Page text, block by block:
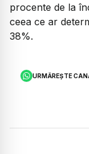
procente de la
ceea ce ar
38%.
URMĂREȘTE